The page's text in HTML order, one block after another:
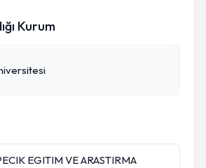
Kurum
EGITIM VE ARASTIRMA